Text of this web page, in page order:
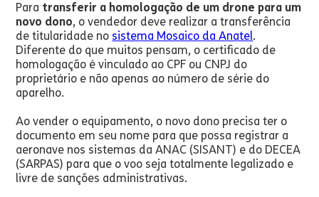
Para transferir a homologação de um drone para um
novo dono, o vendedor deve realizar a transferência
de titularidade no sistema Mosaico da Anatel.
Diferente do que muitos pensam, o certificado de
homologação é vinculado ao CPF ou CNPJ do
proprietário e não apenas ao número de série do
aparelho.
Ao vender o equipamento, o novo dono precisa ter o
documento em seu nome para que possa registrar a
aeronave nos sistemas da ANAC (SISANT) e do DECEA
(SARPAS) para que o voo seja totalmente legalizado e
livre de sanções administrativas.